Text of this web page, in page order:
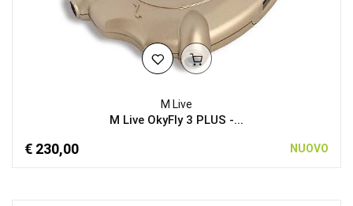
M Live
M Live OkyFly 3 PLUS -...
€ 230,00 NUOVO